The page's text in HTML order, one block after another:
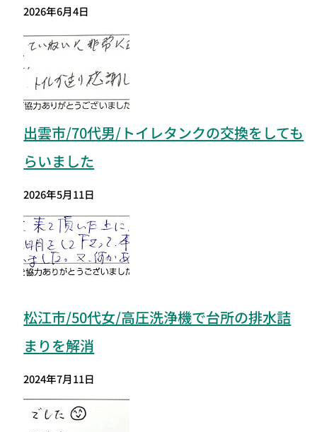
2026年6月4日
出雲市/70代男/トイレタンクの交換をしても
らいました
2026年5月11日
松江市/50代女/高圧洗浄機で台所の排水詰
まりを解消
2024年7月11日